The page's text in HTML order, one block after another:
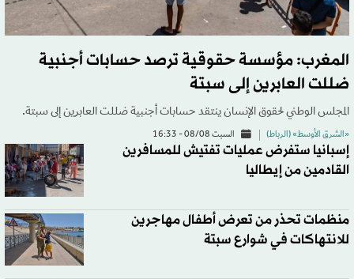
المغرب: مؤسسة حقوقية ترصد حسابات أجنبية
ضللت العابرين إلى سبتة
المجلس الوطني لحقوق الإنسان ينتقد حسابات أجنبية ضللت العابرين إلى سبتة.
«الشرق الأوسط» (الرباط) السبت 08/08 - 16:33
إسبانيا ستفرض عمليات تفتيش للمسافرين
القادمين من إيطاليا
منظمات تحذر من تعرض أطفال مهاجرين
للانتهاكات في شوارع سبتة